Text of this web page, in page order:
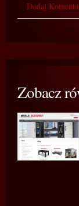
Dodaj
Zobacz